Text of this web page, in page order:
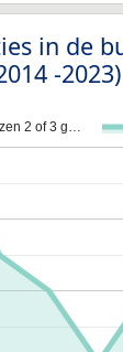
in de
-2023)
2 of 3 g…